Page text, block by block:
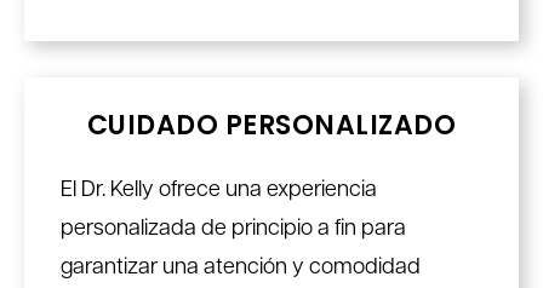
CUIDADO PERSONALIZADO
El Dr. Kelly ofrece una experiencia
personalizada de principio a fin para
garantizar una atención y comodidad